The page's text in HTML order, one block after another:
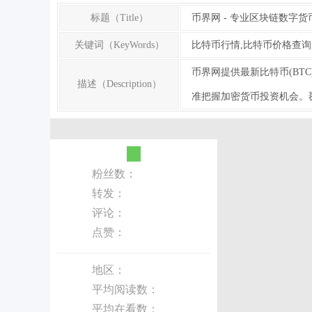
标题（Title） 币界网 - 专业区块链数字货
关键词（KeyWords） 比特币行情,比特币价格查
描述（Description）
币界网提供最新比特币
准把握加密货币投资机会
粉丝数：
转发：
评论：
点赞：
地区：
平均阅读数：
平均在看数：